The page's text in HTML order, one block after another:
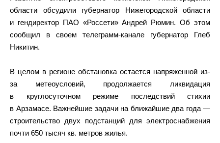
области обсудили губернатор Нижегородской области
и гендиректор ПАО «Россети» Андрей Рюмин. Об этом
сообщил в своем телеграмм-канале губернатор Глеб
Никитин.
В целом в регионе обстановка остается напряженной из-
за метеоусловий, продолжается ликвидация
в круглосуточном режиме последствий стихии
в Арзамасе. Важнейшие задачи на ближайшие два года —
строительство двух подстанций для электроснабжения
почти 650 тысяч кв. метров жилья.